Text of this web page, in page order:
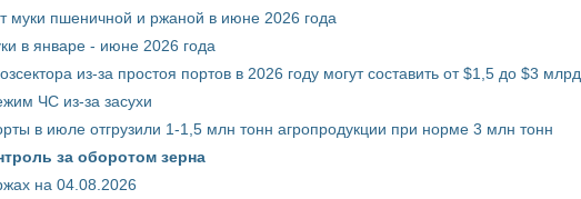
муки пшеничной и ржаной в июне 2026 года
в январе - июне 2026 года
из-за простоя портов в 2026 году могут составить от $1,5 до $3 млрд
ЧС из-за засухи
в июле отгрузили 1-1,5 млн тонн агропродукции при норме 3 млн тонн
за оборотом зерна
на 04.08.2026